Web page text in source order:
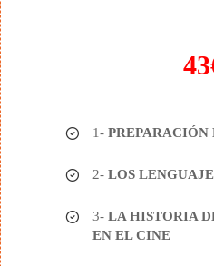
1-
2- LOS
3- LA HISTORIA
EN EL CINE